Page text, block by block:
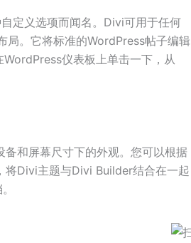
定义选项而闻名。Divi可用于任何
局。它将标准的WordPress帖子编辑
仪表板上单击一下，从
和屏幕尺寸下的外观。您可以根据
将Divi主题与Divi Builder结合在一起